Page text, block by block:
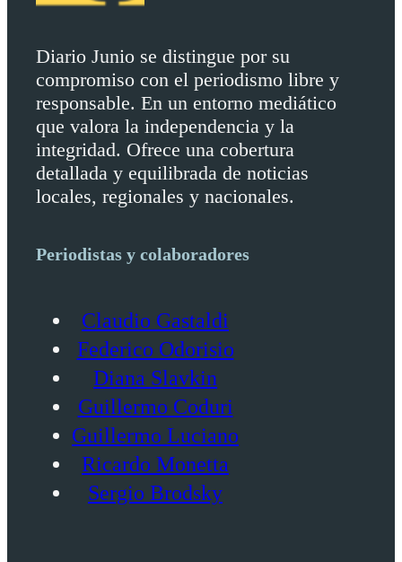
Diario Junio se distingue por su
compromiso con el periodismo libre y
responsable. En un entorno mediático
que valora la independencia y la
integridad. Ofrece una cobertura
detallada y equilibrada de noticias
locales, regionales y nacionales.
Periodistas y colaboradores
Claudio Gastaldi
Federico Odorisio
Diana Slavkin
Guillermo Coduri
Guillermo Luciano
Ricardo Monetta
Sergio Brodsky